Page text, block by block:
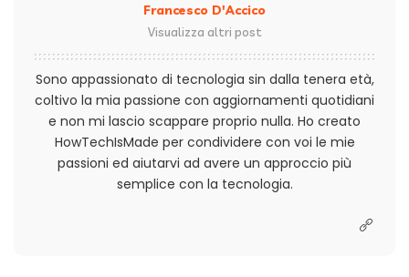
Francesco D'Accico
Visualizza altri post
Sono appassionato di tecnologia sin dalla tenera età,
coltivo la mia passione con aggiornamenti quotidiani
e non mi lascio scappare proprio nulla. Ho creato
HowTechIsMade per condividere con voi le mie
passioni ed aiutarvi ad avere un approccio più
semplice con la tecnologia.